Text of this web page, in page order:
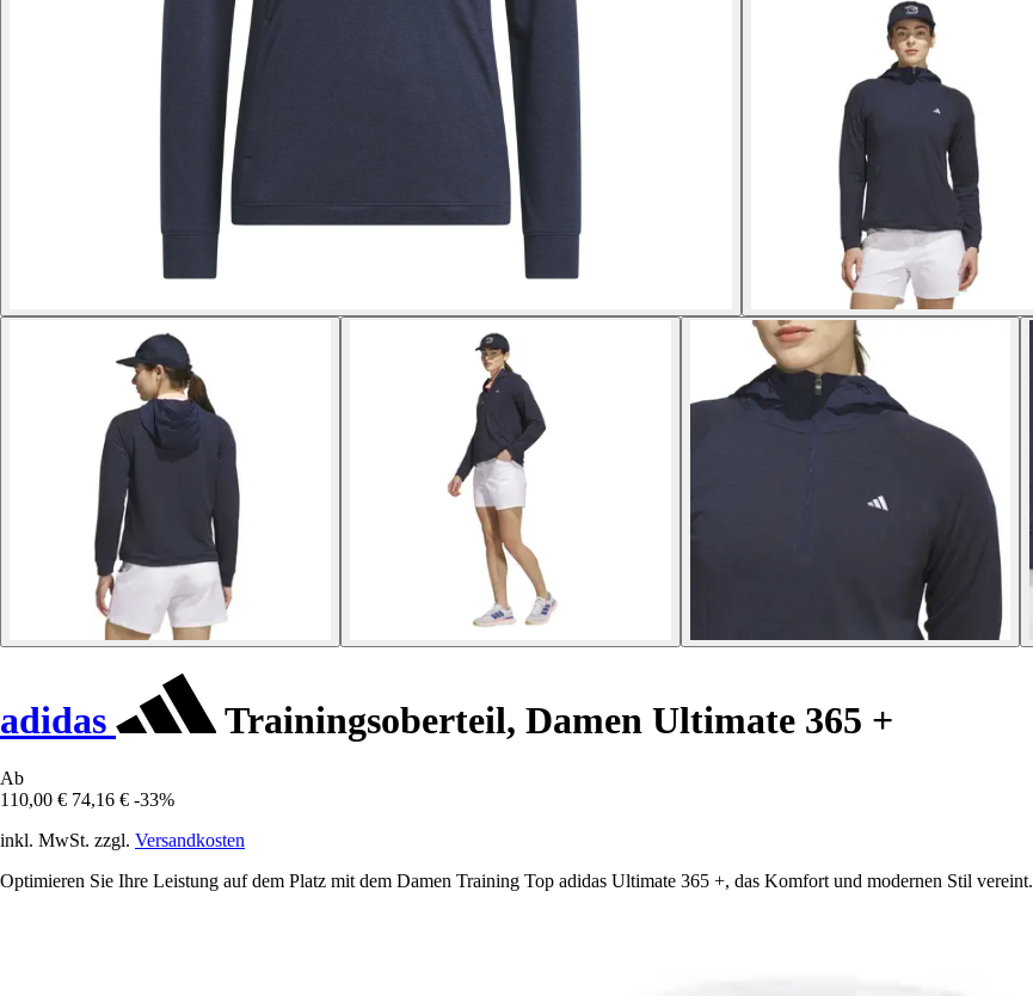
adidas Trainingsoberteil, Damen Ultimate 365 +
Ab
110,00 € 74,16 € -33%
inkl. MwSt. zzgl. Versandkosten
Optimieren Sie Ihre Leistung auf dem Platz mit dem Damen Training Top adidas Ultimate 365 +, das Komfort und modernen Stil vereint.